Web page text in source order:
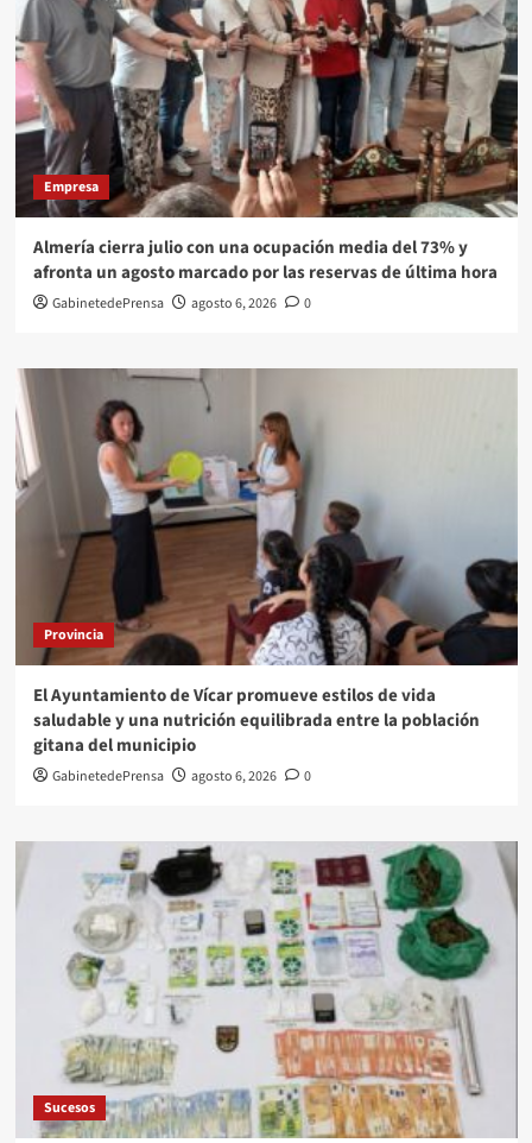
Empresa
Almería cierra julio con una ocupación media del 73% y
afronta un agosto marcado por las reservas de última hora
GabinetedePrensa agosto 6, 2026 0
Provincia
El Ayuntamiento de Vícar promueve estilos de vida
saludable y una nutrición equilibrada entre la población
gitana del municipio
GabinetedePrensa agosto 6, 2026 0
Sucesos